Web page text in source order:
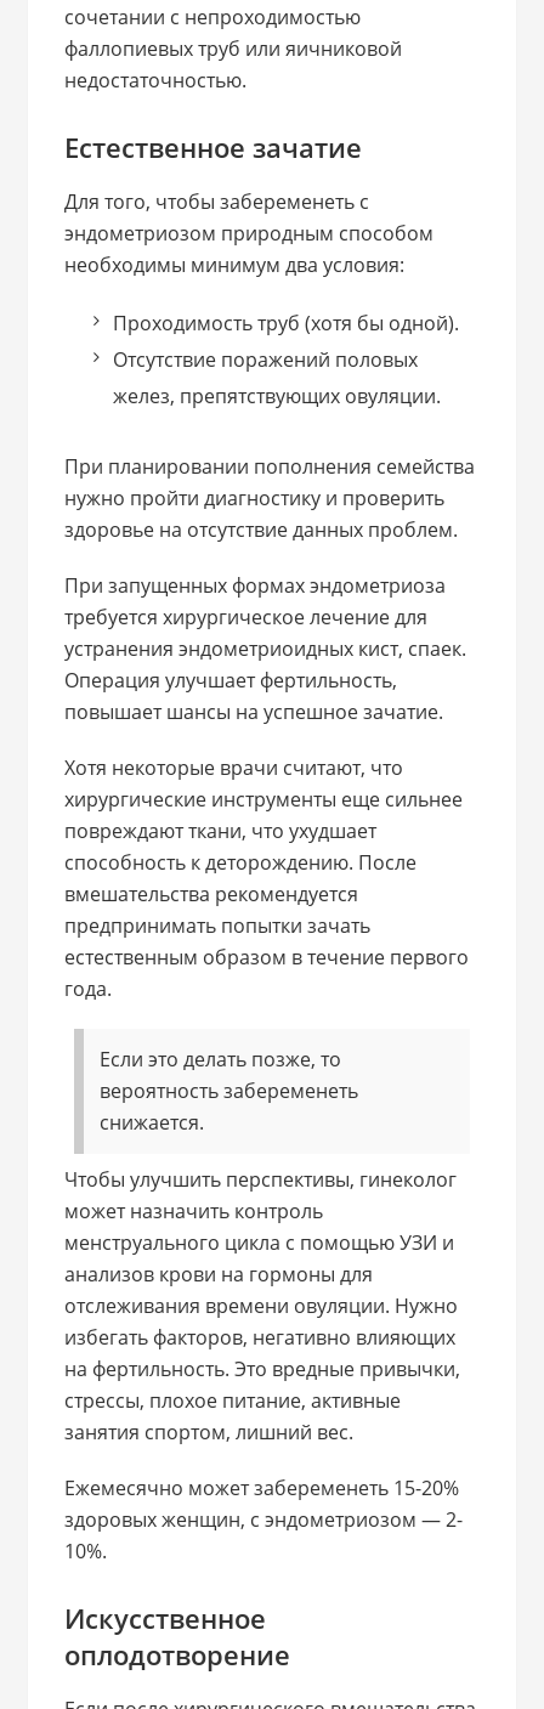
сочетании с непроходимостью
фаллопиевых труб или яичниковой
недостаточностью.
Естественное зачатие
Для того, чтобы забеременеть с
эндометриозом природным способом
необходимы минимум два условия:
Проходимость труб (хотя бы одной).
Отсутствие поражений половых
желез, препятствующих овуляции.
При планировании пополнения семейства
нужно пройти диагностику и проверить
здоровье на отсутствие данных проблем.
При запущенных формах эндометриоза
требуется хирургическое лечение для
устранения эндометриоидных кист, спаек.
Операция улучшает фертильность,
повышает шансы на успешное зачатие.
Хотя некоторые врачи считают, что
хирургические инструменты еще сильнее
повреждают ткани, что ухудшает
способность к деторождению. После
вмешательства рекомендуется
предпринимать попытки зачать
естественным образом в течение первого
года.
Если это делать позже, то
вероятность забеременеть
снижается.
Чтобы улучшить перспективы, гинеколог
может назначить контроль
менструального цикла с помощью УЗИ и
анализов крови на гормоны для
отслеживания времени овуляции. Нужно
избегать факторов, негативно влияющих
на фертильность. Это вредные привычки,
стрессы, плохое питание, активные
занятия спортом, лишний вес.
Ежемесячно может забеременеть 15-20%
здоровых женщин, с эндометриозом — 2-
10%.
Искусственное
оплодотворение